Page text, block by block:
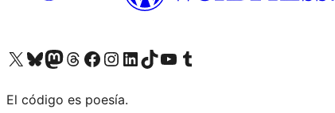
Visitá nuestra cuenta de X (anteriormente Twitter)
Visitá nuestra cuenta de Bluesky
Visitá nuestra cuenta de Mastodon
Visitá nuestra cuenta de Threads
Visitá nuestra página de Facebook
Visitá nuestra cuenta de Instagram
Visitá nuestra cuenta de LinkedIn
Visitá nuestra cuenta de TikTok
Visitá nuestro canal de YouTube
Visitá nuestra cuenta de Tumblr
El código es poesía.